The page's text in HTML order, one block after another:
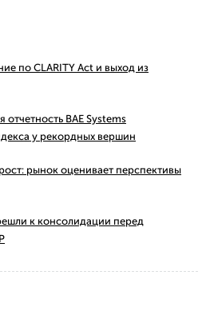
по CLARITY Act и выход из
отчетность BAE Systems
у рекордных вершин
рынок оценивает перспективы
к консолидации перед